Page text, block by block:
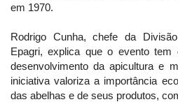
em 1970.
Rodrigo Cunha, chefe da
Epagri, explica que o evento tem
desenvolvimento da apicultura e
iniciativa valoriza a importância
das abelhas e de seus produtos,